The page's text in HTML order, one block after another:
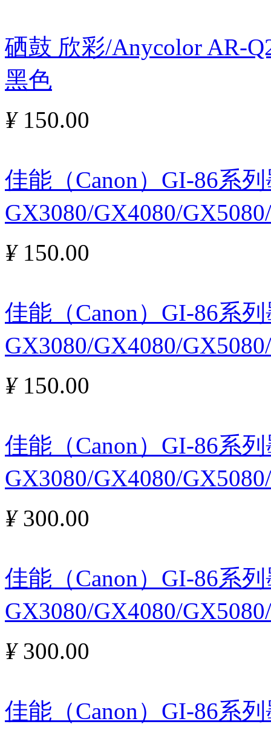
硒鼓 欣彩/Anycolor AR-
黑色
¥150.00
佳能（Canon）GI-86系
GX3080/GX4080/
¥150.00
佳能（Canon）GI-86系
GX3080/GX4080/
¥150.00
佳能（Canon）GI-86系
GX3080/GX4080/
¥300.00
佳能（Canon）GI-86系
GX3080/GX4080/
¥300.00
佳能（Canon）GI-86系